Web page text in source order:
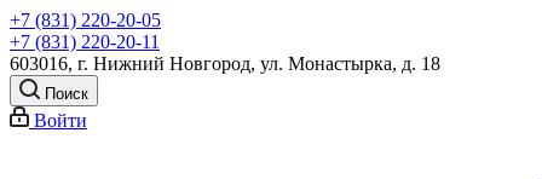
+7 (831) 220-20-05
+7 (831) 220-20-11
603016, г. Нижний Новгород, ул. Монастырка, д. 18
Поиск
Войти